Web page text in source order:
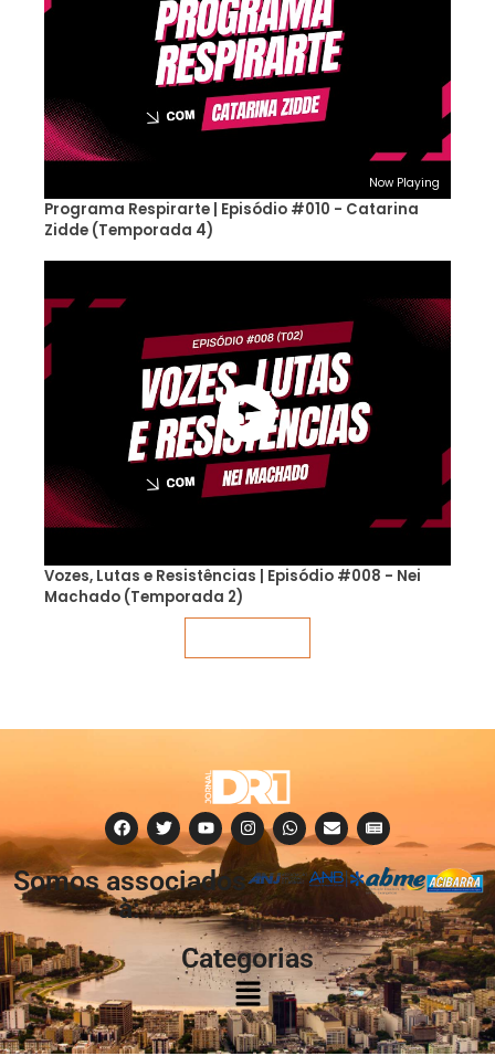
Now Playing
Programa Respirarte | Episódio #010 - Catarina
Zidde (Temporada 4)
Vozes, Lutas e Resistências | Episódio #008 - Nei
Machado (Temporada 2)
Somos associados
à:
Categorias